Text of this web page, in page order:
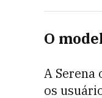
O
A Serena
os